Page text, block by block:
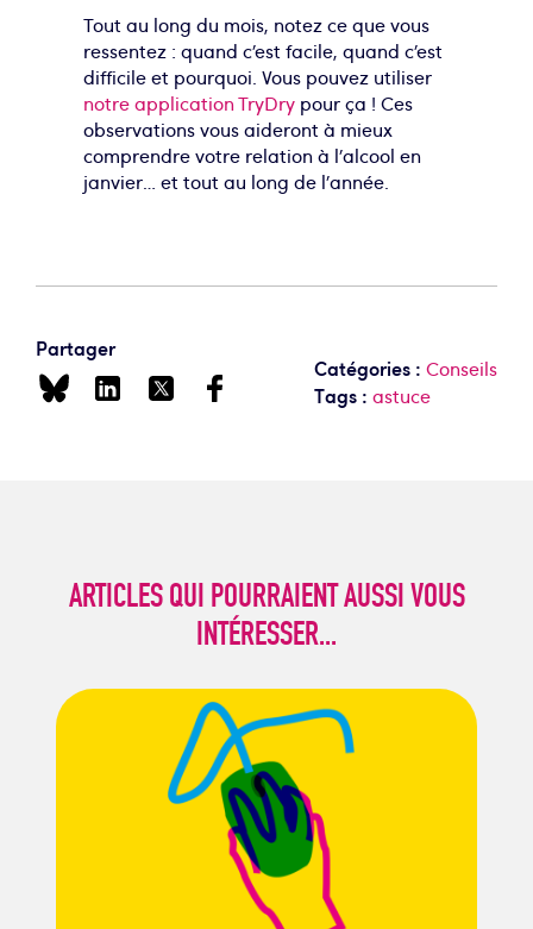
Tout au long du mois, notez ce que vous
ressentez : quand c’est facile, quand c’est
difficile et pourquoi. Vous pouvez utiliser
notre application TryDry pour ça ! Ces
observations vous aideront à mieux
comprendre votre relation à l’alcool en
janvier… et tout au long de l’année.
Partager
Catégories : Conseils
Tags : astuce
ARTICLES QUI POURRAIENT AUSSI VOUS
INTÉRESSER...